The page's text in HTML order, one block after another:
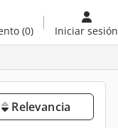
(0) Iniciar sesión
Relevancia